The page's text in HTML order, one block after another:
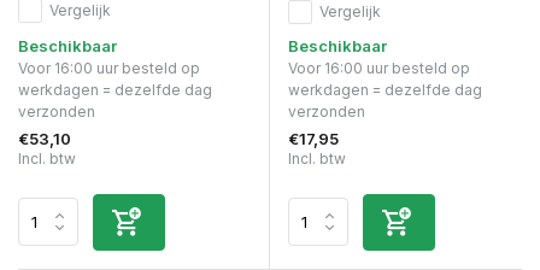
Vergelijk
Beschikbaar
Voor 16:00 uur besteld op
werkdagen = dezelfde dag
verzonden
€53,10
Incl. btw
Vergelijk
Beschikbaar
Voor 16:00 uur besteld op
werkdagen = dezelfde dag
verzonden
€17,95
Incl. btw